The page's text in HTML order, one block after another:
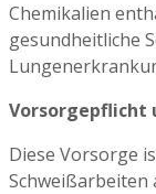
Chemikalien
gesundheitliche
Vorsorgepflicht
Diese Vorsorge
Schweißarbeiten